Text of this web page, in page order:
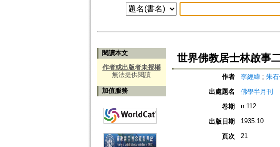
閱讀本文
作者或出版者未授權
無法提供閱讀
加值服務
世界佛教居士林啟事
作者 李經緯; 朱石
出處題名
佛學半月刊
卷期
n.112
出版日期 1935.10
頁次 21